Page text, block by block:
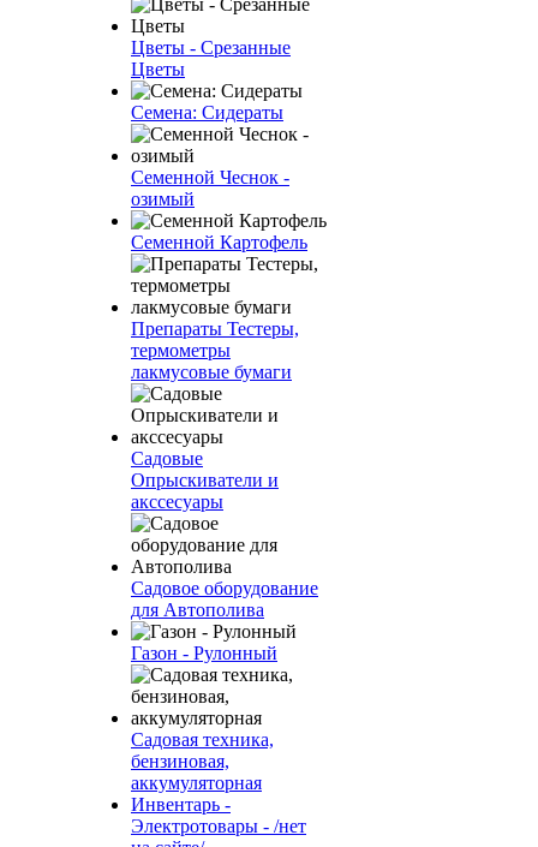
Цветы - Срезанные
Цветы
Семена: Сидераты
Семенной Чеснок -
озимый
Семенной Картофель
Препараты Тестеры,
термометры
лакмусовые бумаги
Садовые
Опрыскиватели и
акссесуары
Садовое оборудование
для Автополива
Газон - Рулонный
Садовая техника,
бензиновая,
аккумуляторная
Инвентарь -
Электротовары - /нет